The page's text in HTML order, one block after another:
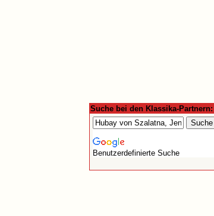
Suche bei den Klassika-Partnern:
Benutzerdefinierte Suche